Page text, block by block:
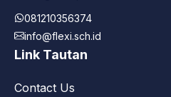
081210356374
info@flexi.sch.id
Link Tautan
Contact Us